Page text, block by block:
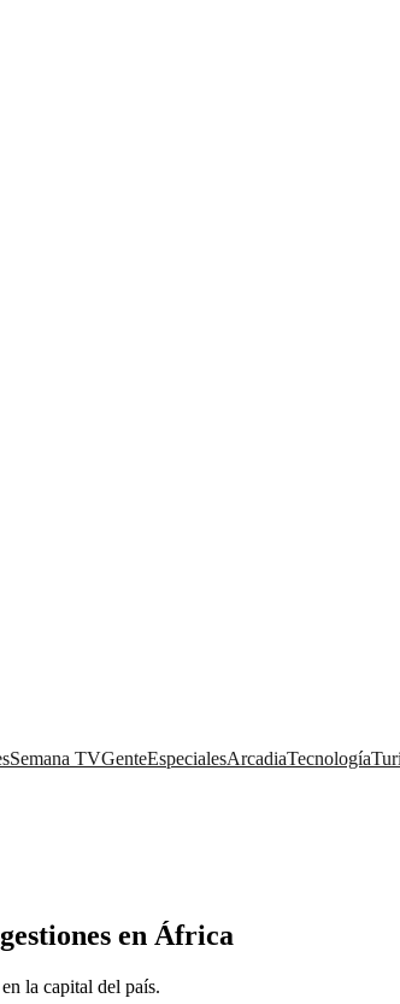
Semana TVGenteEspecialesArcadiaTecnología
en África
la capital del país.